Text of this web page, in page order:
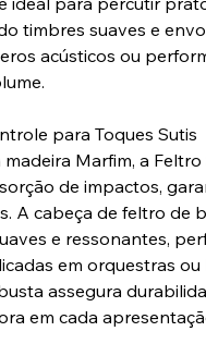
timbres suaves e
acústicos ou
para Toques Sutis
Marfim, a
de impactos,
A cabeça de feltro de
e ressonantes,
em orquestras ou
assegura
em cada